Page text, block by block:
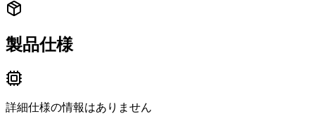
製品仕様
詳細仕様の情報はありません